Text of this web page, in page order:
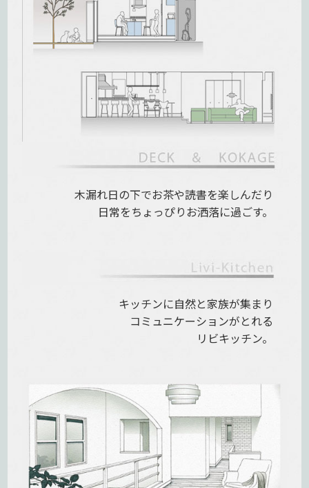
木漏れ日の下でお茶や読書を楽しんだり
日常をちょっぴりお洒落に過ごす。
キッチンに自然と家族が集まり
コミュニケーションがとれる
リビキッチン。